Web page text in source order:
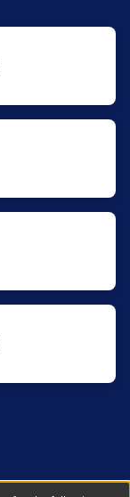
y eventos